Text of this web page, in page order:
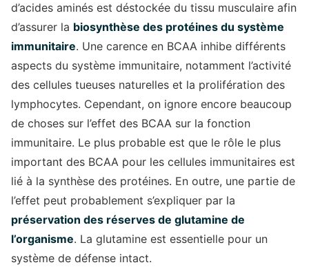
d’acides aminés est déstockée du tissu musculaire afin
d’assurer la biosynthèse des protéines du système
immunitaire. Une carence en BCAA inhibe différents
aspects du système immunitaire, notamment l’activité
des cellules tueuses naturelles et la prolifération des
lymphocytes. Cependant, on ignore encore beaucoup
de choses sur l’effet des BCAA sur la fonction
immunitaire. Le plus probable est que le rôle le plus
important des BCAA pour les cellules immunitaires est
lié à la synthèse des protéines. En outre, une partie de
l’effet peut probablement s’expliquer par la
préservation des réserves de glutamine de
l’organisme. La glutamine est essentielle pour un
système de défense intact.